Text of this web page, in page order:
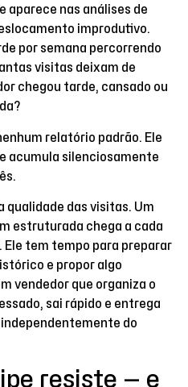
aparece nas análises de
improdutivo.
por semana percorrendo
visitas deixam de
chegou tarde, cansado ou
relatório padrão. Ele
acumula silenciosamente
qualidade das visitas. Um
estruturada chega a cada
tem tempo para preparar
e propor algo
vendedor que organiza o
sai rápido e entrega
do
resiste — e